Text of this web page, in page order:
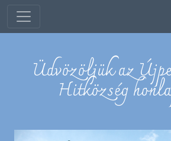
Üdvözöljük az
Hitközség